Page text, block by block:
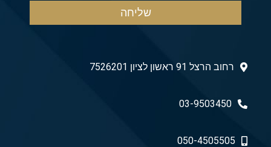
שליחה
רחוב הרצל 91 ראשון לציון 7526201
03-9503450
050-4505505